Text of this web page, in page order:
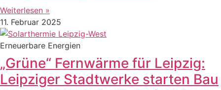
Weiterlesen »
11. Februar 2025
Erneuerbare Energien
„Grüne“ Fernwärme für Leipzig:
Leipziger Stadtwerke starten Bau